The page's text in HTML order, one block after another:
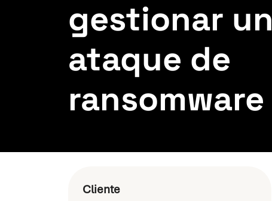
gestionar un
ataque de
ransomware
Cliente